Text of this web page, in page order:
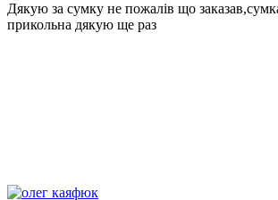
Дякую за сумку не пожалів що
прикольна дякую ще раз